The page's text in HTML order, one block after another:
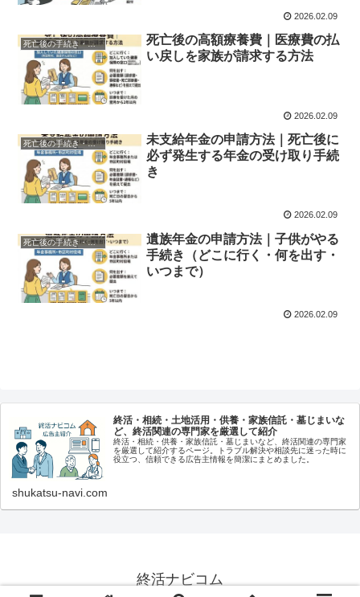
2026.02.09
死亡後の手続き・給付金
死亡後の高額療養費｜医療費の払
い戻しを家族が請求する方法
2026.02.09
死亡後の手続き・給付金
未支給年金の申請方法｜死亡後に
必ず発生する年金の受け取り手続
き
2026.02.09
死亡後の手続き・給付金
遺族年金の申請方法｜子供がやる
手続き（どこに行く・何を出す・
いつまで）
2026.02.09
終活・相続・土地活用・供養・家族信託・墓じまいな
ど、終活関連の専門家を厳選して紹介
終活・相続・供養・家族信託・墓じまいなど、終活関連の専門家
を厳選して紹介するページ。トラブル解決や相談先に迷った時に
役立つ、信頼できる広告主情報を簡潔にまとめました。
shukatsu-navi.com
終活ナビコム